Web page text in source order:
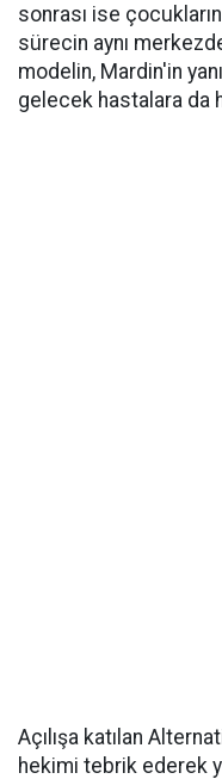
sonrası ise
sürecin aynı
modelin, Mardin'in
gelecek hastalara da
Açılışa katılan
hekimi tebrik ederek